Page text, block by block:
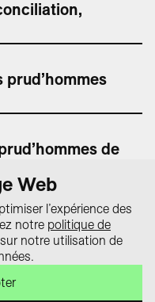
de
Protection des
Web
l’expérience des
notre politique de
notre utilisation de